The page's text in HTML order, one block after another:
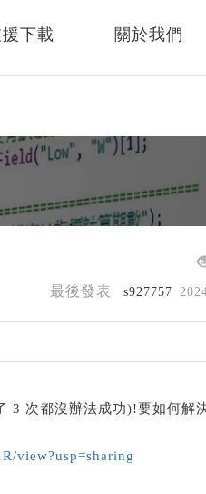
下載 關於我們
最後發表 s927757
3 次都沒辦法成功)!要如何解
view?usp=sharing